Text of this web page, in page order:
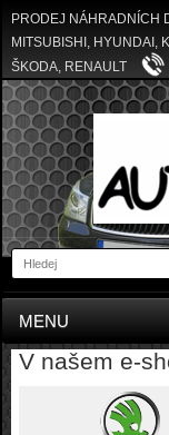
PRODEJ NÁHRADNÍCH
MITSUBISHI, HYUNDAI,
ŠKODA, RENAULT
MENU
V našem e-